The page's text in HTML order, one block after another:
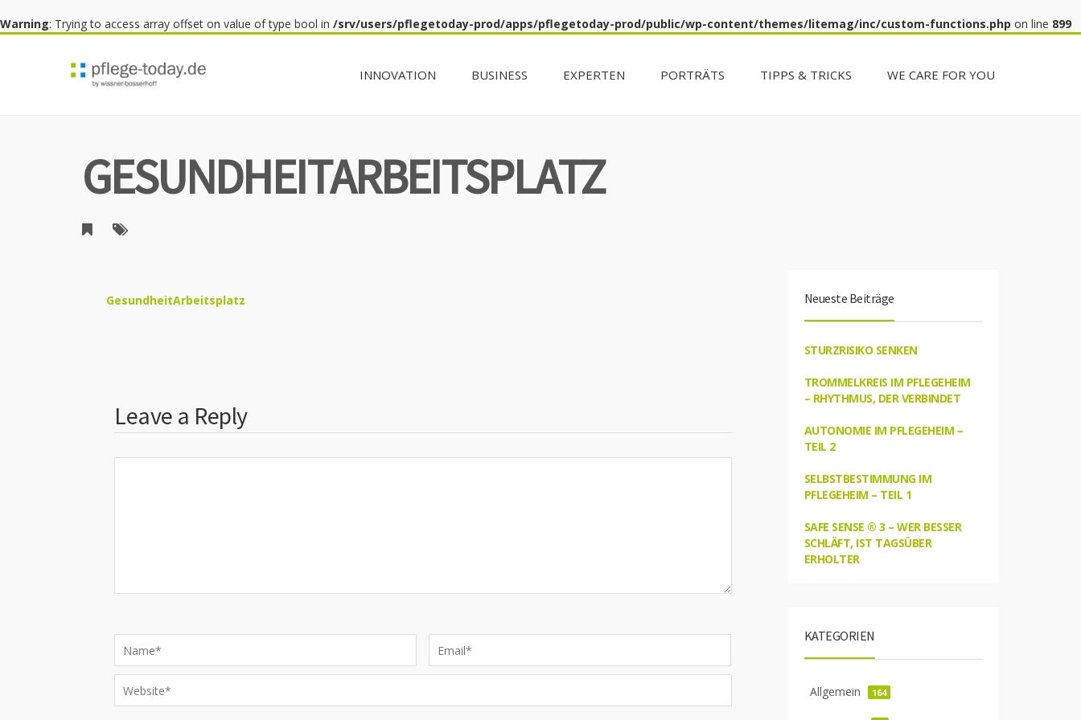
Warning: Trying to access array offset on value of type bool in /srv/users/pflegetoday-prod/apps/pflegetoday-prod/public/wp-content/themes/litemag/inc/custom-functions.php on line 899
INNOVATION BUSINESS EXPERTEN PORTRÄTS TIPPS & TRICKS WE CARE FOR YOU
GESUNDHEITARBEITSPLATZ
GesundheitArbeitsplatz
Leave a Reply
Neueste Beiträge
STURZRISIKO SENKEN
TROMMELKREIS IM PFLEGEHEIM
– RHYTHMUS, DER VERBINDET
AUTONOMIE IM PFLEGEHEIM –
TEIL 2
SELBSTBESTIMMUNG IM
PFLEGEHEIM – TEIL 1
SAFE SENSE ® 3 – WER BESSER
SCHLÄFT, IST TAGSÜBER
ERHOLTER
KATEGORIEN
Allgemein 164